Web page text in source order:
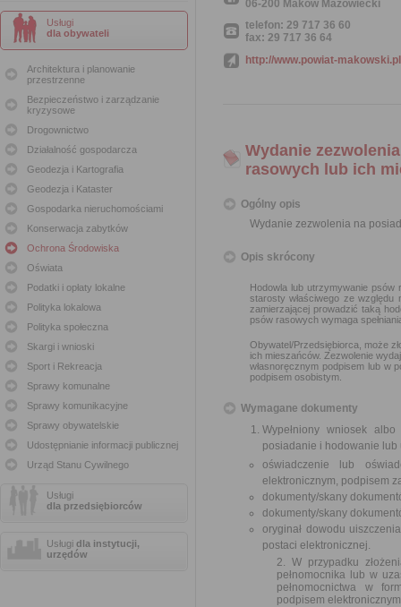
Usługi
dla obywateli
Architektura i planowanie
przestrzenne
Bezpieczeństwo i zarządzanie
kryzysowe
Drogownictwo
Działalność gospodarcza
Geodezja i Kartografia
Geodezja i Kataster
Gospodarka nieruchomościami
Konserwacja zabytków
Ochrona Środowiska
Oświata
Podatki i opłaty lokalne
Polityka lokalowa
Polityka społeczna
Skargi i wnioski
Sport i Rekreacja
Sprawy komunalne
Sprawy komunikacyjne
Sprawy obywatelskie
Udostępnianie informacji publicznej
Urząd Stanu Cywilnego
Usługi
dla przedsiębiorców
Usługi dla instytucji,
urzędów
06-200 Maków Mazowiecki
telefon: 29 717 36 60
fax: 29 717 36 64
http://www.powiat-makowski.pl
Wydanie
rasowych lub ich
Ogólny opis
Wydanie zezwolenia na
Opis skrócony
Hodowla lub utrzymywanie
starosty właściwego ze
zamierzającej prowadzić taką
psów rasowych wymaga
Obywatel/Przedsiębiorca, może
ich mieszańców. Zezwolenie
własnoręcznym podpisem lub w
podpisem osobistym.
Wymagane dokumenty
Wypełniony wniosek
posiadanie i hodowanie lub
oświadczenie lub
elektronicznym, podpisem
dokumenty/skany
dokumenty/skany
oryginał dowodu
postaci elektronicznej.
2. W przypadku
pełnomocnika lub w
pełnomocnictwa w
podpisem